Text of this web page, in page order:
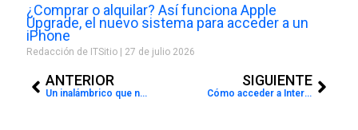
¿Comprar o alquilar? Así funciona Apple
Upgrade, el nuevo sistema para acceder a un
iPhone
Redacción de ITSitio 27 de julio 2026
ANTERIOR
Un inalámbrico que no envidia a los smartphones
SIGUIENTE
Cómo acceder a Internet desde un monitor o TV sin computadora